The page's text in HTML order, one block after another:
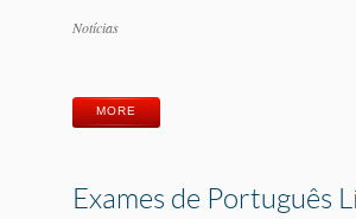
Categorias
Notícias
MORE
Exames de Português